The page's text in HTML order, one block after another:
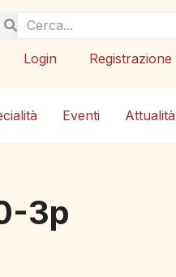
Login Registrazione
Eventi Attualità
3p